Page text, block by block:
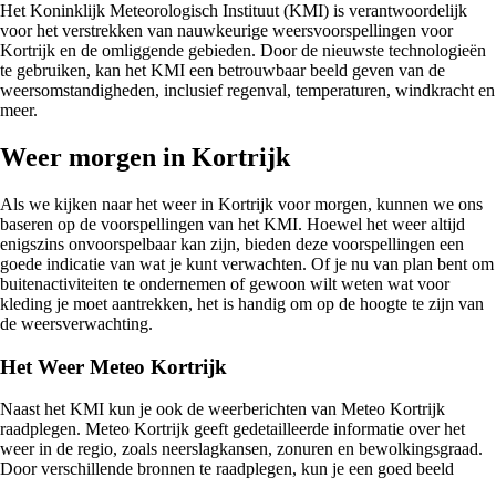
Het Koninklijk Meteorologisch Instituut (KMI) is verantwoordelijk
voor het verstrekken van nauwkeurige weersvoorspellingen voor
Kortrijk en de omliggende gebieden. Door de nieuwste technologieën
te gebruiken, kan het KMI een betrouwbaar beeld geven van de
weersomstandigheden, inclusief regenval, temperaturen, windkracht en
meer.
Weer morgen in Kortrijk
Als we kijken naar het weer in Kortrijk voor morgen, kunnen we ons
baseren op de voorspellingen van het KMI. Hoewel het weer altijd
enigszins onvoorspelbaar kan zijn, bieden deze voorspellingen een
goede indicatie van wat je kunt verwachten. Of je nu van plan bent om
buitenactiviteiten te ondernemen of gewoon wilt weten wat voor
kleding je moet aantrekken, het is handig om op de hoogte te zijn van
de weersverwachting.
Het Weer Meteo Kortrijk
Naast het KMI kun je ook de weerberichten van Meteo Kortrijk
raadplegen. Meteo Kortrijk geeft gedetailleerde informatie over het
weer in de regio, zoals neerslagkansen, zonuren en bewolkingsgraad.
Door verschillende bronnen te raadplegen, kun je een goed beeld